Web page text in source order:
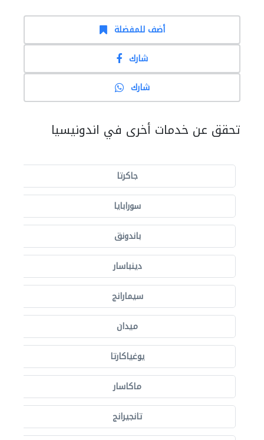
أضف للمفضلة
شارك
شارك
تحقق عن خدمات أخرى في اندونيسيا
جاكرتا
سورابايا
باندونق
دينباسار
سيمارانج
ميدان
يوغياكارتا
ماكاسار
تانجيرانج